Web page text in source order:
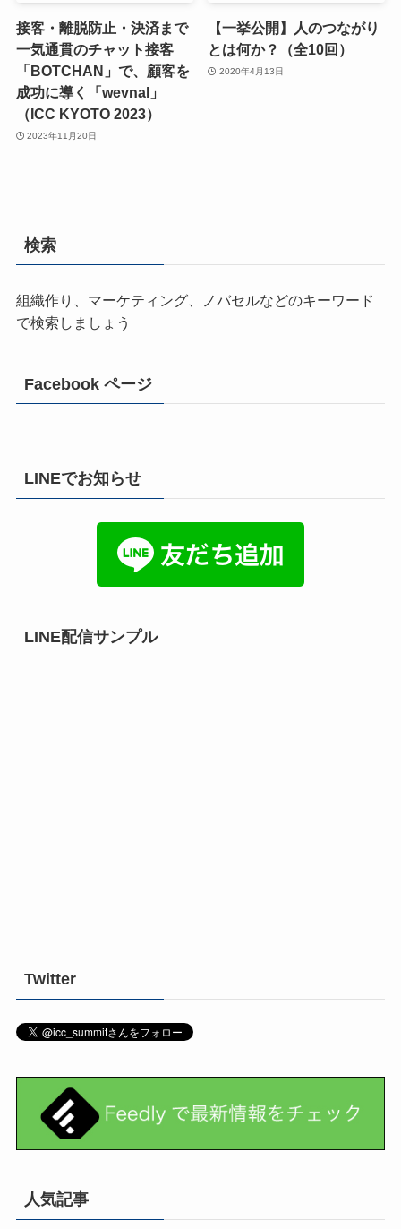
接客・離脱防止・決済まで
一気通貫のチャット接客
「BOTCHAN」で、顧客を
成功に導く「wevnal」
（ICC KYOTO 2023）
2023年11月20日
【一挙公開】人のつながり
とは何か？（全10回）
2020年4月13日
検索
組織作り、マーケティング、ノバセルなどのキーワード
で検索しましょう
Facebook ページ
LINEでお知らせ
LINE配信サンプル
Twitter
人気記事